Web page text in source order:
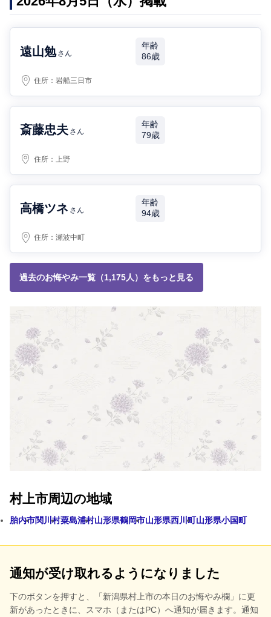
遠山勉 さん
年齢
86歳
住所：岩船三日市
斎藤忠夫 さん
年齢
79歳
住所： 上野
高橋ツネ さん
年齢
94歳
住所：瀬波中町
過去のお悔やみ一覧（1,175人）をもっと見る
村上市周辺の地域
胎内市関川村粟島浦村山形県鶴岡市山形県西川町山形県小国町
通知が受け取れるようになりました
下のボタンを押すと、
「新潟県村上市の本日のお悔やみ欄」に更
新があったときに、スマホ（またはPC）へ通知が届きます。通知